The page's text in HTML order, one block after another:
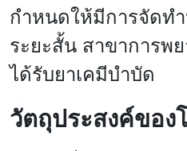
กำหนดให้มีการจัดท
ระยะสั้น สาขาการพ
ได้รับยาเคมีบำบัด
วัตถุประสงค์ของ